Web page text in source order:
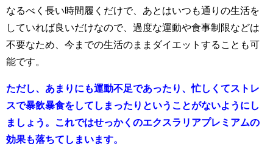
なるべく長い時間履くだけで、あとはいつも通りの生活を
していれば良いだけなので、過度な運動や食事制限などは
不要なため、今までの生活のままダイエットすることも可
能です。
ただし、あまりにも運動不足であったり、忙しくてストレ
スで暴飲暴食をしてしまったりということがないようにし
ましょう。
これではせっかくのエクスラリアプレミアムの
効果も落ちてしまいます。